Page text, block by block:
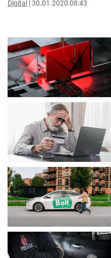
Digital 30.01.2020 08:43